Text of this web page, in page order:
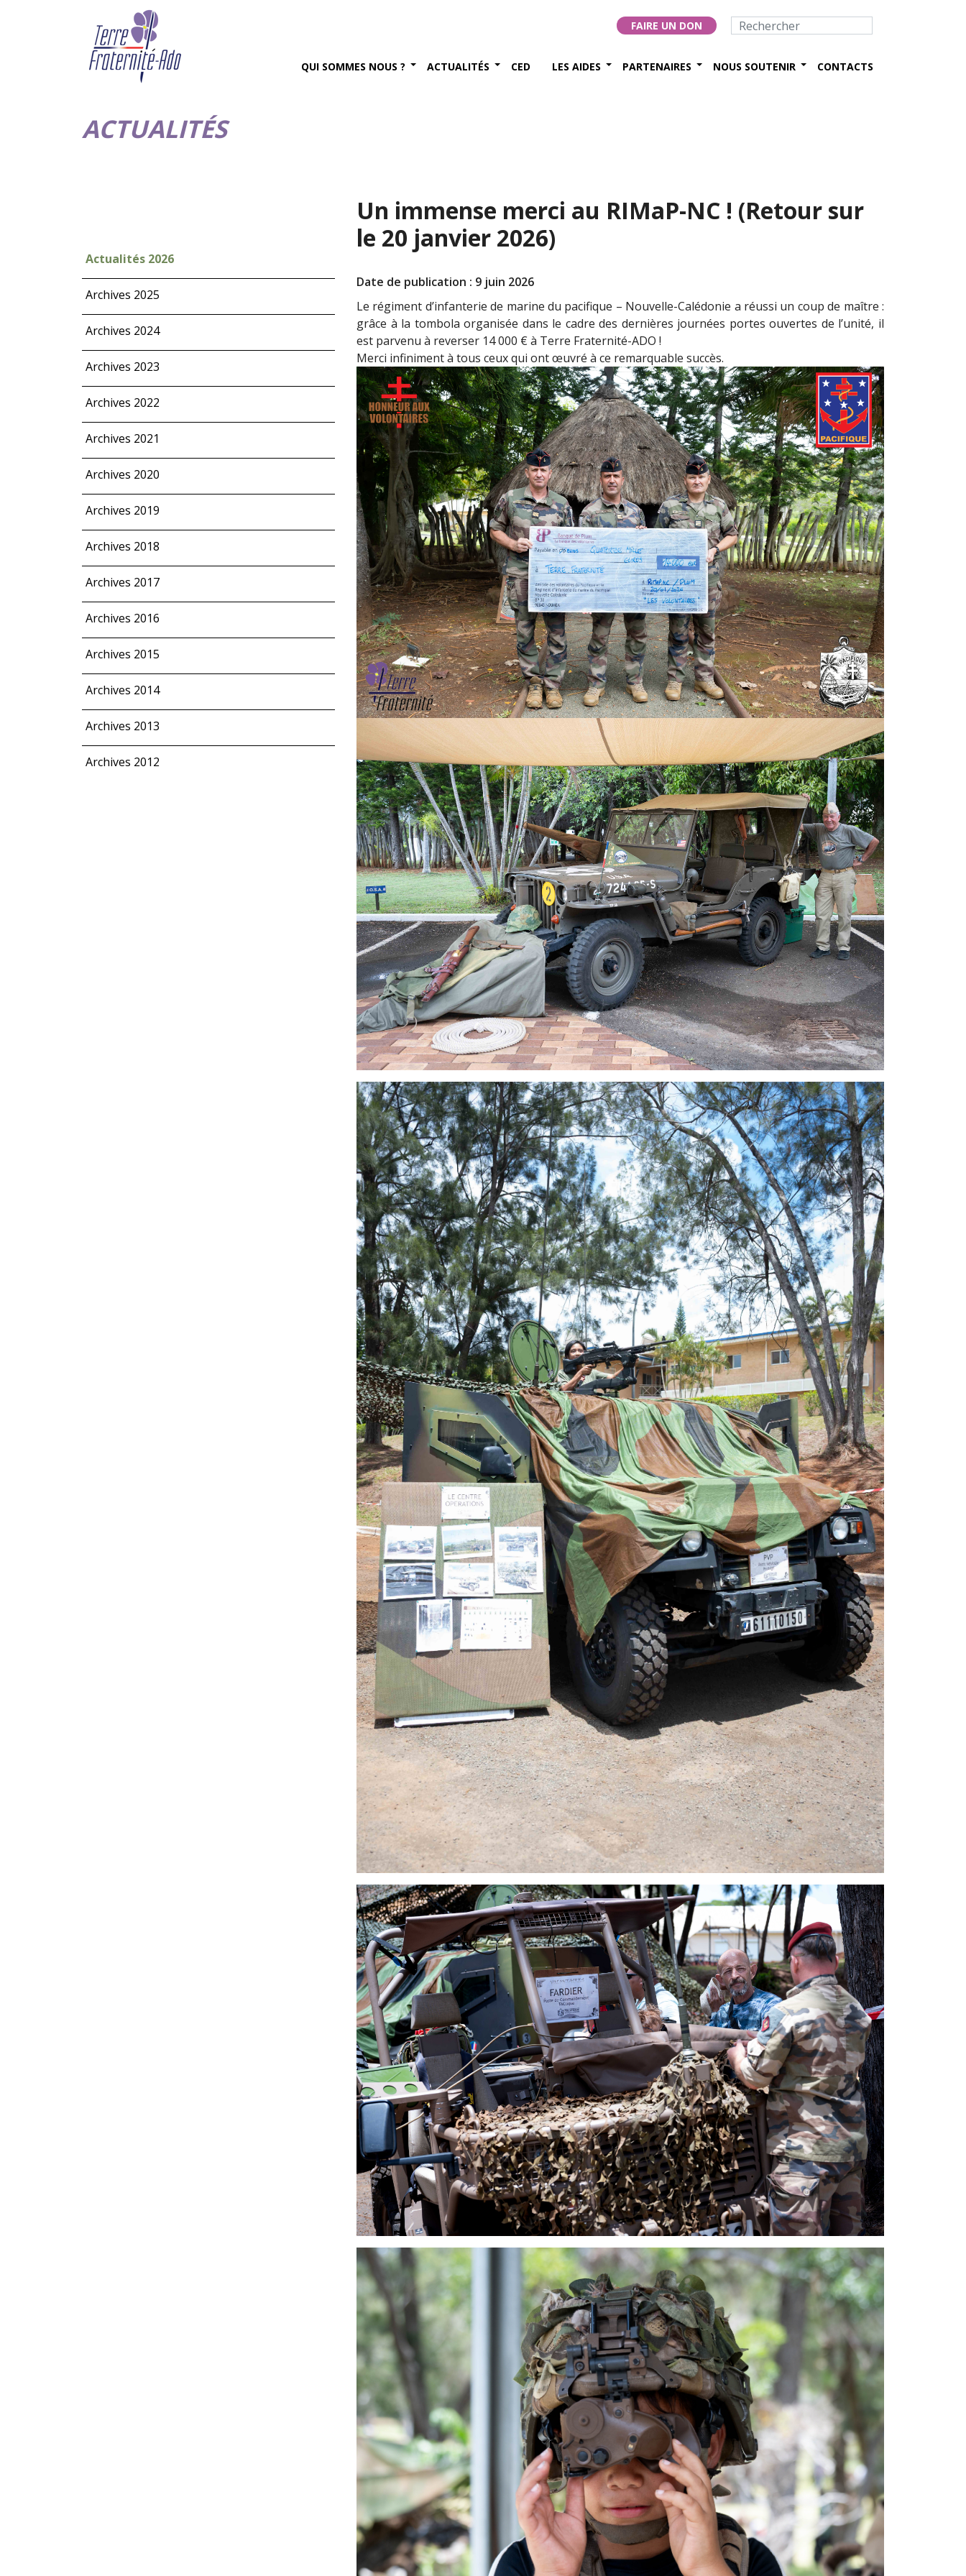
FAIRE UN DON
QUI SOMMES NOUS ? ACTUALITÉS CED LES AIDES PARTENAIRES NOUS SOUTENIR CONTACTS
ACTUALITÉS
Actualités 2026
Archives 2025
Archives 2024
Archives 2023
Archives 2022
Archives 2021
Archives 2020
Archives 2019
Archives 2018
Archives 2017
Archives 2016
Archives 2015
Archives 2014
Archives 2013
Archives 2012
Un immense merci au RIMaP-NC ! (Retour sur
le 20 janvier 2026)
Date de publication : 9 juin 2026
Le régiment d’infanterie de marine du pacifique – Nouvelle-Calédonie a réussi un coup de maître :
grâce à la tombola organisée dans le cadre des dernières journées portes ouvertes de l’unité, il
est parvenu à reverser 14 000 € à Terre Fraternité-ADO !
Merci infiniment à tous ceux qui ont œuvré à ce remarquable succès.